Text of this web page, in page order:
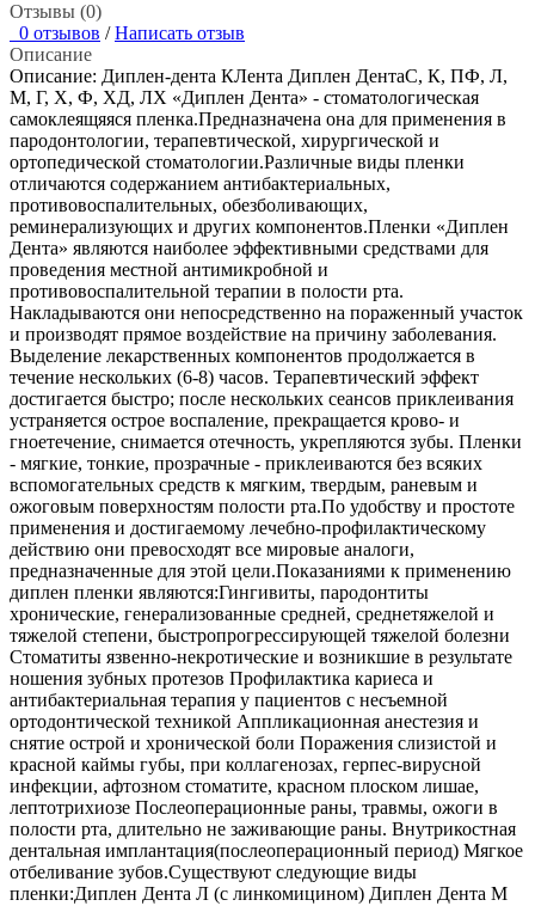
Отзывы (0)
0 отзывов / Написать отзыв
Описание
Описание: Диплен-дента КЛента Диплен ДентаС, К, ПФ, Л,
М, Г, Х, Ф, ХД, ЛХ «Диплен Дента» - стоматологическая
самоклеящяяся пленка.Предназначена она для применения в
пародонтологии, терапевтической, хирургической и
ортопедической стоматологии.Различные виды пленки
отличаются содержанием антибактериальных,
противовоспалительных, обезболивающих,
реминерализующих и других компонентов.Пленки «Диплен
Дента» являются наиболее эффективными средствами для
проведения местной антимикробной и
противовоспалительной терапии в полости рта.
Накладываются они непосредственно на пораженный участок
и производят прямое воздействие на причину заболевания.
Выделение лекарственных компонентов продолжается в
течение нескольких (6-8) часов. Терапевтический эффект
достигается быстро; после нескольких сеансов приклеивания
устраняется острое воспаление, прекращается крово- и
гноетечение, снимается отечность, укрепляются зубы. Пленки
- мягкие, тонкие, прозрачные - приклеиваются без всяких
вспомогательных средств к мягким, твердым, раневым и
ожоговым поверхностям полости рта.По удобству и простоте
применения и достигаемому лечебно-профилактическому
действию они превосходят все мировые аналоги,
предназначенные для этой цели.Показаниями к применению
диплен пленки являются:Гингивиты, пародонтиты
хронические, генерализованные средней, среднетяжелой и
тяжелой степени, быстропрогрессирующей тяжелой болезни
Стоматиты язвенно-некротические и возникшие в результате
ношения зубных протезов Профилактика кариеса и
антибактериальная терапия у пациентов с несъемной
ортодонтической техникой Аппликационная анестезия и
снятие острой и хронической боли Поражения слизистой и
красной каймы губы, при коллагенозах, герпес-вирусной
инфекции, афтозном стоматите, красном плоском лишае,
лептотрихиозе Послеоперационные раны, травмы, ожоги в
полости рта, длительно не заживающие раны. Внутрикостная
дентальная имплантация(послеоперационный период) Мягкое
отбеливание зубов.Существуют следующие виды
пленки:Диплен Дента Л (с линкомицином) Диплен Дента М